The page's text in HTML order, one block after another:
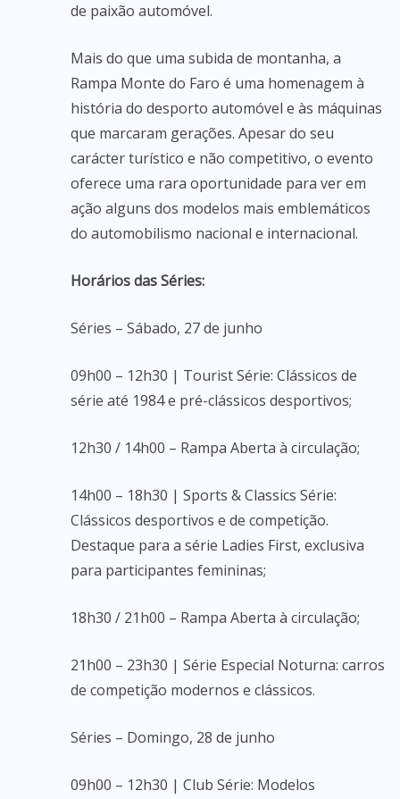
de paixão automóvel.
Mais do que uma subida de montanha, a
Rampa Monte do Faro é uma homenagem à
história do desporto automóvel e às máquinas
que marcaram gerações. Apesar do seu
carácter turístico e não competitivo, o evento
oferece uma rara oportunidade para ver em
ação alguns dos modelos mais emblemáticos
do automobilismo nacional e internacional.
Horários das Séries:
Séries – Sábado, 27 de junho
09h00 – 12h30 | Tourist Série: Clássicos de
série até 1984 e pré-clássicos desportivos;
12h30 / 14h00 – Rampa Aberta à circulação;
14h00 – 18h30 | Sports & Classics Série:
Clássicos desportivos e de competição.
Destaque para a série Ladies First, exclusiva
para participantes femininas;
18h30 / 21h00 – Rampa Aberta à circulação;
21h00 – 23h30 | Série Especial Noturna: carros
de competição modernos e clássicos.
Séries – Domingo, 28 de junho
09h00 – 12h30 | Club Série: Modelos